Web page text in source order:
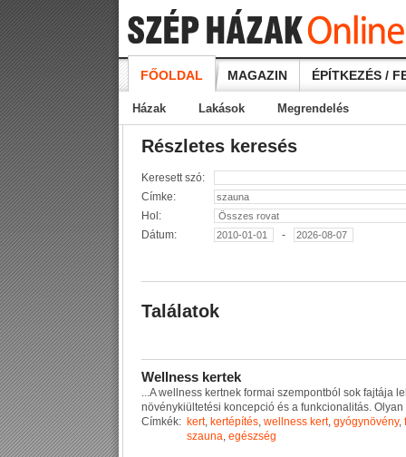
FŐOLDAL MAGAZIN ÉPÍTKEZÉS /
Házak Lakások Megrendelés
Részletes keresés
Keresett szó:
Címke:
Hol:
Dátum:
-
Találatok
Wellness kertek
...A we ness kertne k formai szempontbó sok fajtája e
növénykiü tetési koncepció és a fun kciona itás. O yan
Címkék: kert, kertépítés, wellness kert, gyógynövény,
szauna, egészség